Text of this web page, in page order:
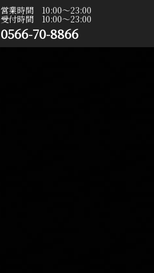
営業時間 10:00〜23:00
受付時間 10:00〜23:00
0566-70-8866